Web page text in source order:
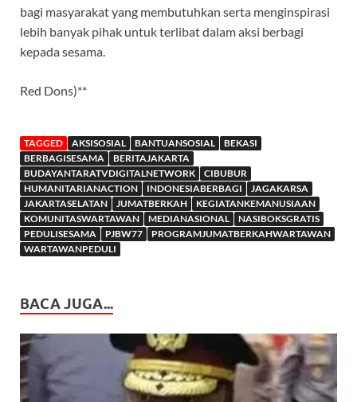
bagi masyarakat yang membutuhkan serta menginspirasi
lebih banyak pihak untuk terlibat dalam aksi berbagi
kepada sesama.
Red Dons)**
TAGGED AKSISOSIAL BANTUANSOSIAL
BEKASI
BERBAGISESAMA
BERITAJAKARTA
BUDAYANTARATVDIGITALNETWORK
CIBUBUR
HUMANITARIANACTION
INDONESIABERBAGI
JAGAKARSA
JAKARTASELATAN
JUMATBERKAH
KEGIATANKEMANUSIAAN
KOMUNITASWARTAWAN
MEDIANASIONAL
NASIBOKSGRATIS
PEDULISESAMA
PJBW77
PROGRAMJUMATBERKAHWARTAWAN
WARTAWANPEDULI
BACA JUGA...